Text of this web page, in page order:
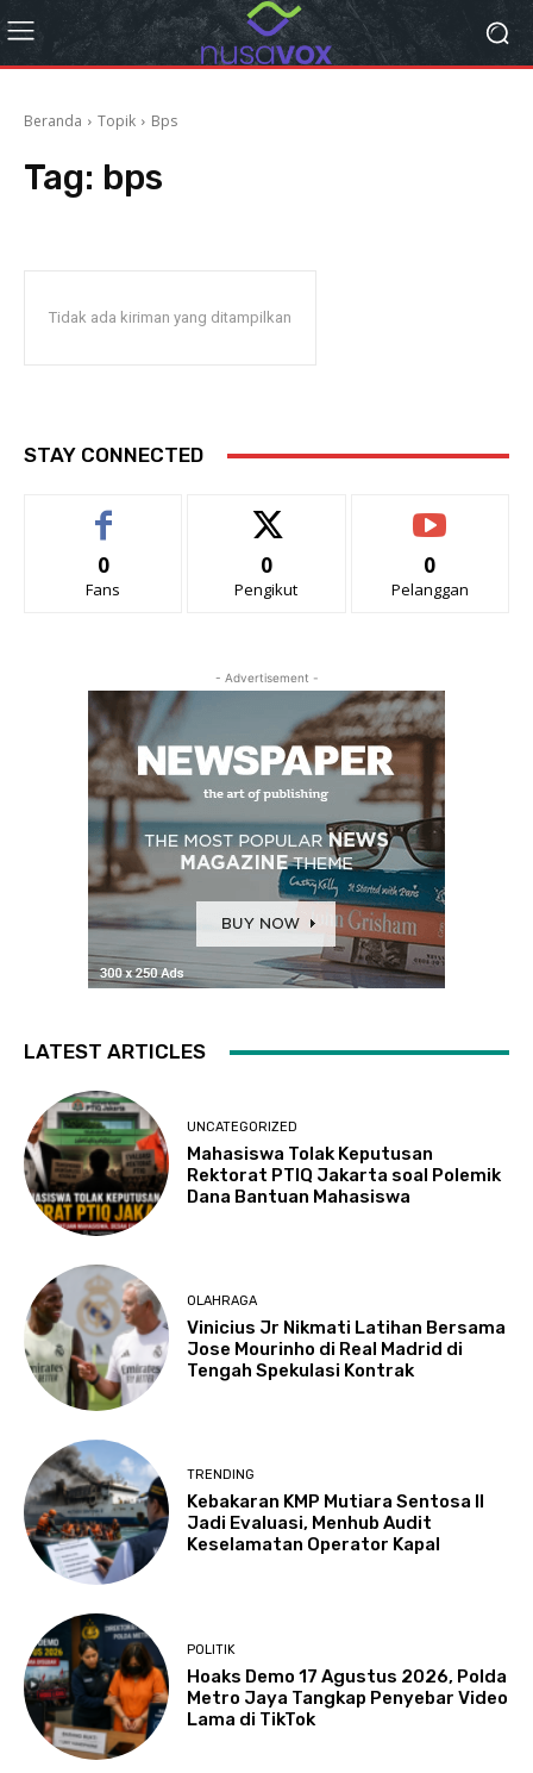
Beranda Topik Bps
Tag: bps
Tidak ada kiriman yang ditampilkan
STAY CONNECTED
0
Fans
0
Pengikut
0
Pelanggan
- Advertisement -
LATEST ARTICLES
UNCATEGORIZED
Mahasiswa Tolak Keputusan
Rektorat PTIQ Jakarta soal Polemik
Dana Bantuan Mahasiswa
OLAHRAGA
Vinicius Jr Nikmati Latihan Bersama
Jose Mourinho di Real Madrid di
Tengah Spekulasi Kontrak
TRENDING
Kebakaran KMP Mutiara Sentosa II
Jadi Evaluasi, Menhub Audit
Keselamatan Operator Kapal
POLITIK
Hoaks Demo 17 Agustus 2026, Polda
Metro Jaya Tangkap Penyebar Video
Lama di TikTok